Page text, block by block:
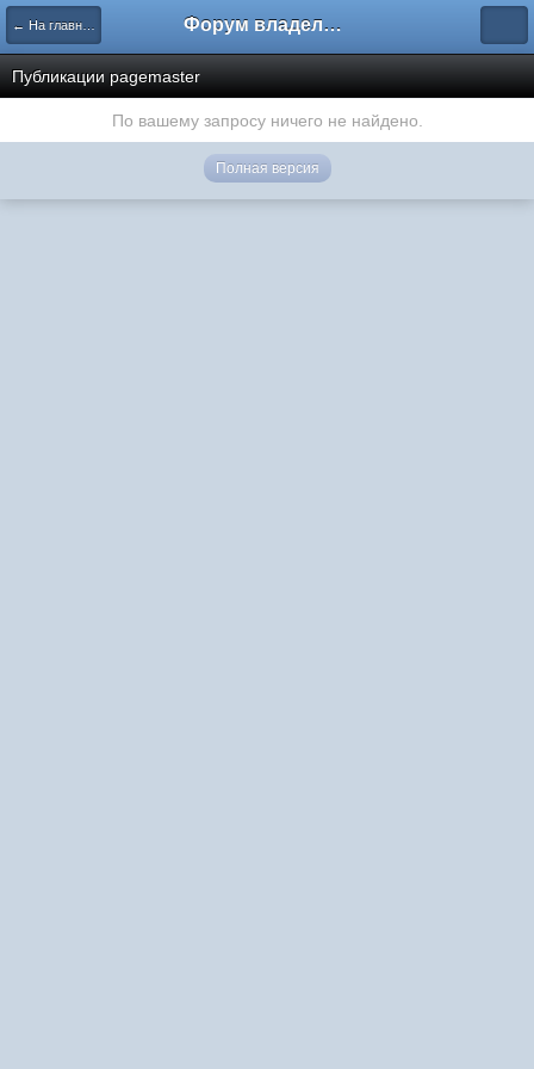
← На главную Форум владельцев интернет-магазинов
Публикации pagemaster
По вашему запросу ничего не найдено.
Полная версия